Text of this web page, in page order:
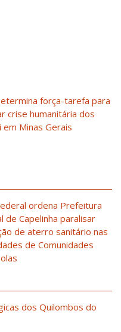
força-tarefa para
crise humanitária dos
em Minas Gerais
ordena Prefeitura
de Capelinha paralisar
de aterro sanitário nas
de Comunidades
dos Quilombos do